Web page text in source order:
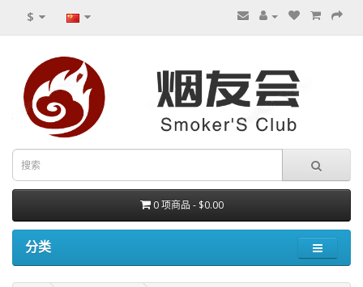
$
0 项商品 - $0.00
分类